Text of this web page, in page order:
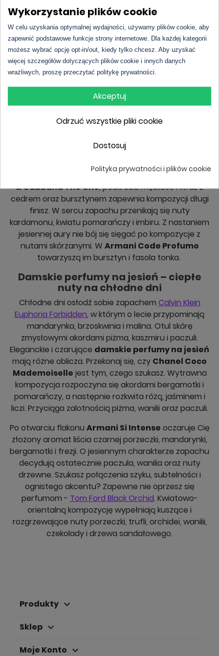
Perfumy na jesień – wyrafinowane
zapachy dla mężczyzn
Perfumy Hugo Boss Bottled Intensestanowią
kwintesencję męskiej charyzmy oraz nieodpartego
uroku. Drzewno-przyprawowa kompozycja odświeża i
rozbudza zmysły. Serce perfum rozgrzewają nuty
goździków, cynamonu oraz olejku pomarańczowego.
Jeśli chcesz emanować pozytywną energią, ciepłem i
siłą, wybierzChanel Bleu De Chanel. Elegancka
kompozycja kusi miętą, cytryną i pieprzem. W
sandałowego i imbiru.
zapachy na jesień
są pełne niespodzianek.
Aromat tytoniu, wyłaniający się z bazy perfum
& Gabbana The One, podkreśla męskość i wraz z
cedrem oraz bursztynem zapewnia kompozycji długi
finisz. W sercu zapachu przenikają się nuty
kardamonu, kwiatu pomarańczy i imbiru. Z nastaniem
jesiennej aury nie bój się sięgać po kompozycje z
nutami skórzanymi. W Armani Code Profumo
towarzyszą im bursztyn i fasola tonka.
Damskie perfumy na jesień – ciepłe
nuty na chłodne dni
Chłodne dni osłodź sobie zapachem Calvin Klein
Euphoria Forbidden, w którym o lecie przypominają
mandarynka, brzoskwinia i malina. Otul skórę
zmysłowymi akordami piżma, kaszmiru i paczuli.
Eleganckie i czarujące damskie perfumy na jesień
mają różne oblicza. Przekonaj się, czy Chanel Coco
Mademoiselle jest tym, czego szukasz. Wytrawna
kompozycja rozpoczyna się akordami bergamotki i
pomarańczy, a następnie rozkwita różą, jaśminem i
liczi. Przyciąga zalotnością piżma, wanilii oraz paczuli.
Po otwarciu flakonu Armani Si Intense oczaruje Cię
złożony aromat liścia czarnej porzeczki, mandarynki,
bergamotki i frezji. O jesiennym charakterze zapachu
decydują ostatecznie paczula, wanilia oraz nuty
drzewne. Szukasz połączenia szyku, subtelności i
ognistego akcentu? Zapewne nie oprzesz się
perfumom - Tom Ford Black Orchid. Kwiatowo-
orientalną kompozycję wypełniają kuszące i
rozgrzewające nuty porzeczki, trufli, orchidei, wanilii,
czekolady i drzewa sandałowego.
Produkty keyboard_arrow_down
Sklep keyboard_arrow_down
Moje Konto keyboard_arrow_down
Wykorzystanie plików cookie
W celu uzyskania optymalnej wydajności, używamy plików cookie, aby
zapewnić podstawowe funkcje strony internetowe. Dla każdej kategorii
możesz wybrać opcję opt-in/out, kiedy tylko chcesz. Aby uzyskać
więcej szczegółów dotyczących plików cookie i innych danych
wrażliwych, proszę przeczytać politykę prywatności.
Akceptuj
Odrzuć wszystkie pliki cookie
Dostosuj
Polityka prywatności i plików cookie